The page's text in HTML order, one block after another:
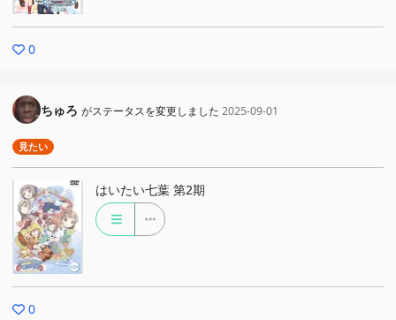
0
ちゅろ がステータスを変更しました 2025-09-01
見たい
はいたい七葉 第2期
0